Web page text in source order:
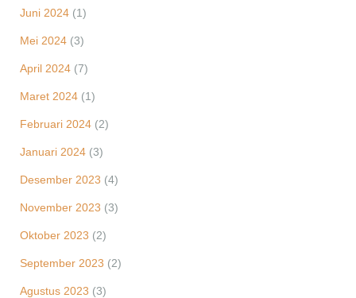
Juni 2024 (1)
Mei 2024 (3)
April 2024 (7)
Maret 2024 (1)
Februari 2024 (2)
Januari 2024 (3)
Desember 2023 (4)
November 2023 (3)
Oktober 2023 (2)
September 2023 (2)
Agustus 2023 (3)